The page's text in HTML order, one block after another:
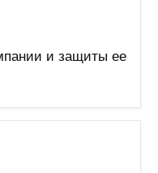
и защиты ее